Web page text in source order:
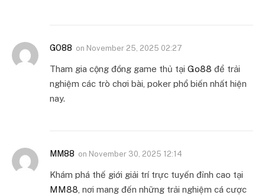
GO88 on November 25, 2025 02:27
Tham gia cộng đồng game thủ tại Go88 để trải
nghiệm các trò chơi bài, poker phổ biến nhất hiện
nay.
MM88 on November 30, 2025 12:14
Khám phá thế giới giải trí trực tuyến đỉnh cao tại
MM88 , nơi mang đến những trải nghiệm cá cược